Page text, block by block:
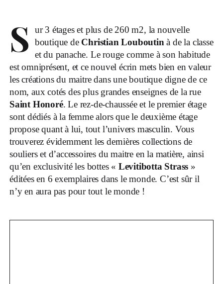
S
ur 3 étages et plus de 260 m2, la nouvelle
boutique de Christian Louboutin à de la classe
et du panache. Le rouge comme à son habitude
est omniprésent, et ce nouvel écrin mets bien en valeur
les créations du maitre dans une boutique digne de ce
nom, aux cotés des plus grandes enseignes de la rue
Saint Honoré. Le rez-de-chaussée et le premier étage
sont dédiés à la femme alors que le deuxième étage
propose quant à lui, tout l’univers masculin. Vous
trouverez évidemment les dernières collections de
souliers et d’accessoires du maitre en la matière, ainsi
qu’en exclusivité les bottes « Levitibotta Strass »
éditées en 6 exemplaires dans le monde. C’est sûr il
n’y en aura pas pour tout le monde !